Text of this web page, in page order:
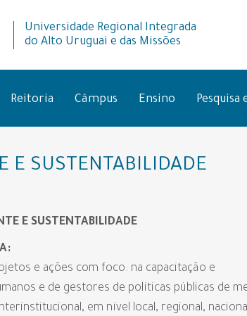
Universidade Regional Integrada
do Alto Uruguai e das Missões
Reitoria Câmpus Ensino Pesquisa
E SUSTENTABILIDADE
E SUSTENTABILIDADE
e ações com foco: na capacitação e
e de gestores de políticas públicas de
em nível local, regional,